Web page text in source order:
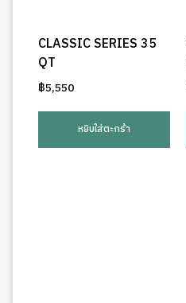
CLASSIC SERIES 35
QT
฿5,550
หยิบใส่ตะกร้า